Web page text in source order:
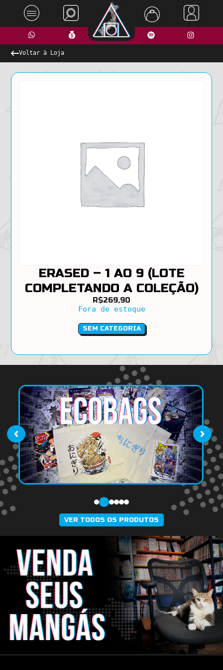
Voltar à Loja
ERASED – 1 AO 9 (LOTE
COMPLETANDO A COLEÇÃO)
R$269,90
Fora de estoque
SEM CATEGORIA
‹ ›
VER TODOS OS PRODUTOS